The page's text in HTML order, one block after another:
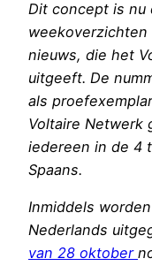
Dit concept is nu
nieuws, die het
uitgeeft. De
als
Voltaire Netwerk
iedereen in de 4
Spaans.
Inmiddels
Nederlands
van 28 oktober